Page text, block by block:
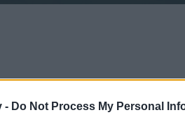
- Do Not Process My Personal